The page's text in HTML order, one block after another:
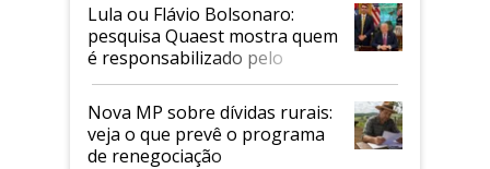
Lula ou Flávio Bolsonaro:
pesquisa Quaest mostra quem
é responsabilizado pelo
tarifaço dos EUA
Nova MP sobre dívidas rurais:
veja o que prevê o programa
de renegociação